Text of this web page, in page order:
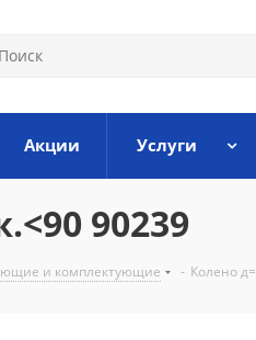
Акции Услуги
90239
и комплектующие - Колено